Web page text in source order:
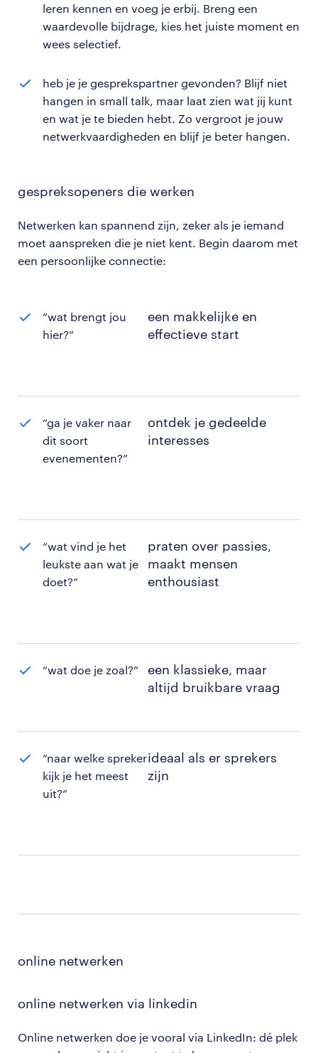
leren kennen en voeg je erbij. Breng een
waardevolle bijdrage, kies het juiste moment en
wees selectief.
heb je je gesprekspartner gevonden? Blijf niet
hangen in small talk, maar laat zien wat jij kunt
en wat je te bieden hebt. Zo vergroot je jouw
netwerkvaardigheden en blijf je beter hangen.
gespreksopeners die werken
Netwerken kan spannend zijn, zeker als je iemand
moet aanspreken die je niet kent. Begin daarom met
een persoonlijke connectie:
“wat brengt jou
hier?”
een makkelijke en
effectieve start
“ga je vaker naar
dit soort
evenementen?”
ontdek je gedeelde
interesses
“wat vind je het
leukste aan wat je
doet?”
praten over passies,
maakt mensen
enthousiast
“wat doe je zoal?”
een klassieke, maar
altijd bruikbare vraag
“naar welke spreker
kijk je het meest
uit?”
ideaal als er sprekers
zijn
online netwerken
online netwerken via linkedin
Online netwerken doe je vooral via LinkedIn: dé plek